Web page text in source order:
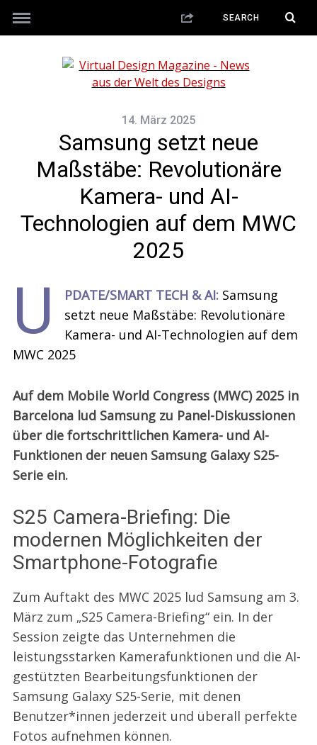
14. März 2025
Samsung setzt neue
Maßstäbe: Revolutionäre
Kamera- und AI-
Technologien auf dem MWC
2025
U PDATE/SMART TECH & AI: Samsung
setzt neue Maßstäbe: Revolutionäre
Kamera- und AI-Technologien auf dem
MWC 2025
Auf dem Mobile World Congress (MWC) 2025 in
Barcelona lud Samsung zu Panel-Diskussionen
über die fortschrittlichen Kamera- und AI-
Funktionen der neuen Samsung Galaxy S25-
Serie ein.
S25 Camera-Briefing: Die
modernen Möglichkeiten der
Smartphone-Fotografie
Zum Auftakt des MWC 2025 lud Samsung am 3.
März zum „S25 Camera-Briefing“ ein. In der
Session zeigte das Unternehmen die
leistungsstarken Kamerafunktionen und die AI-
gestützten Bearbeitungsfunktionen der
Samsung Galaxy S25-Serie, mit denen
Benutzer*innen jederzeit und überall perfekte
Fotos aufnehmen können.